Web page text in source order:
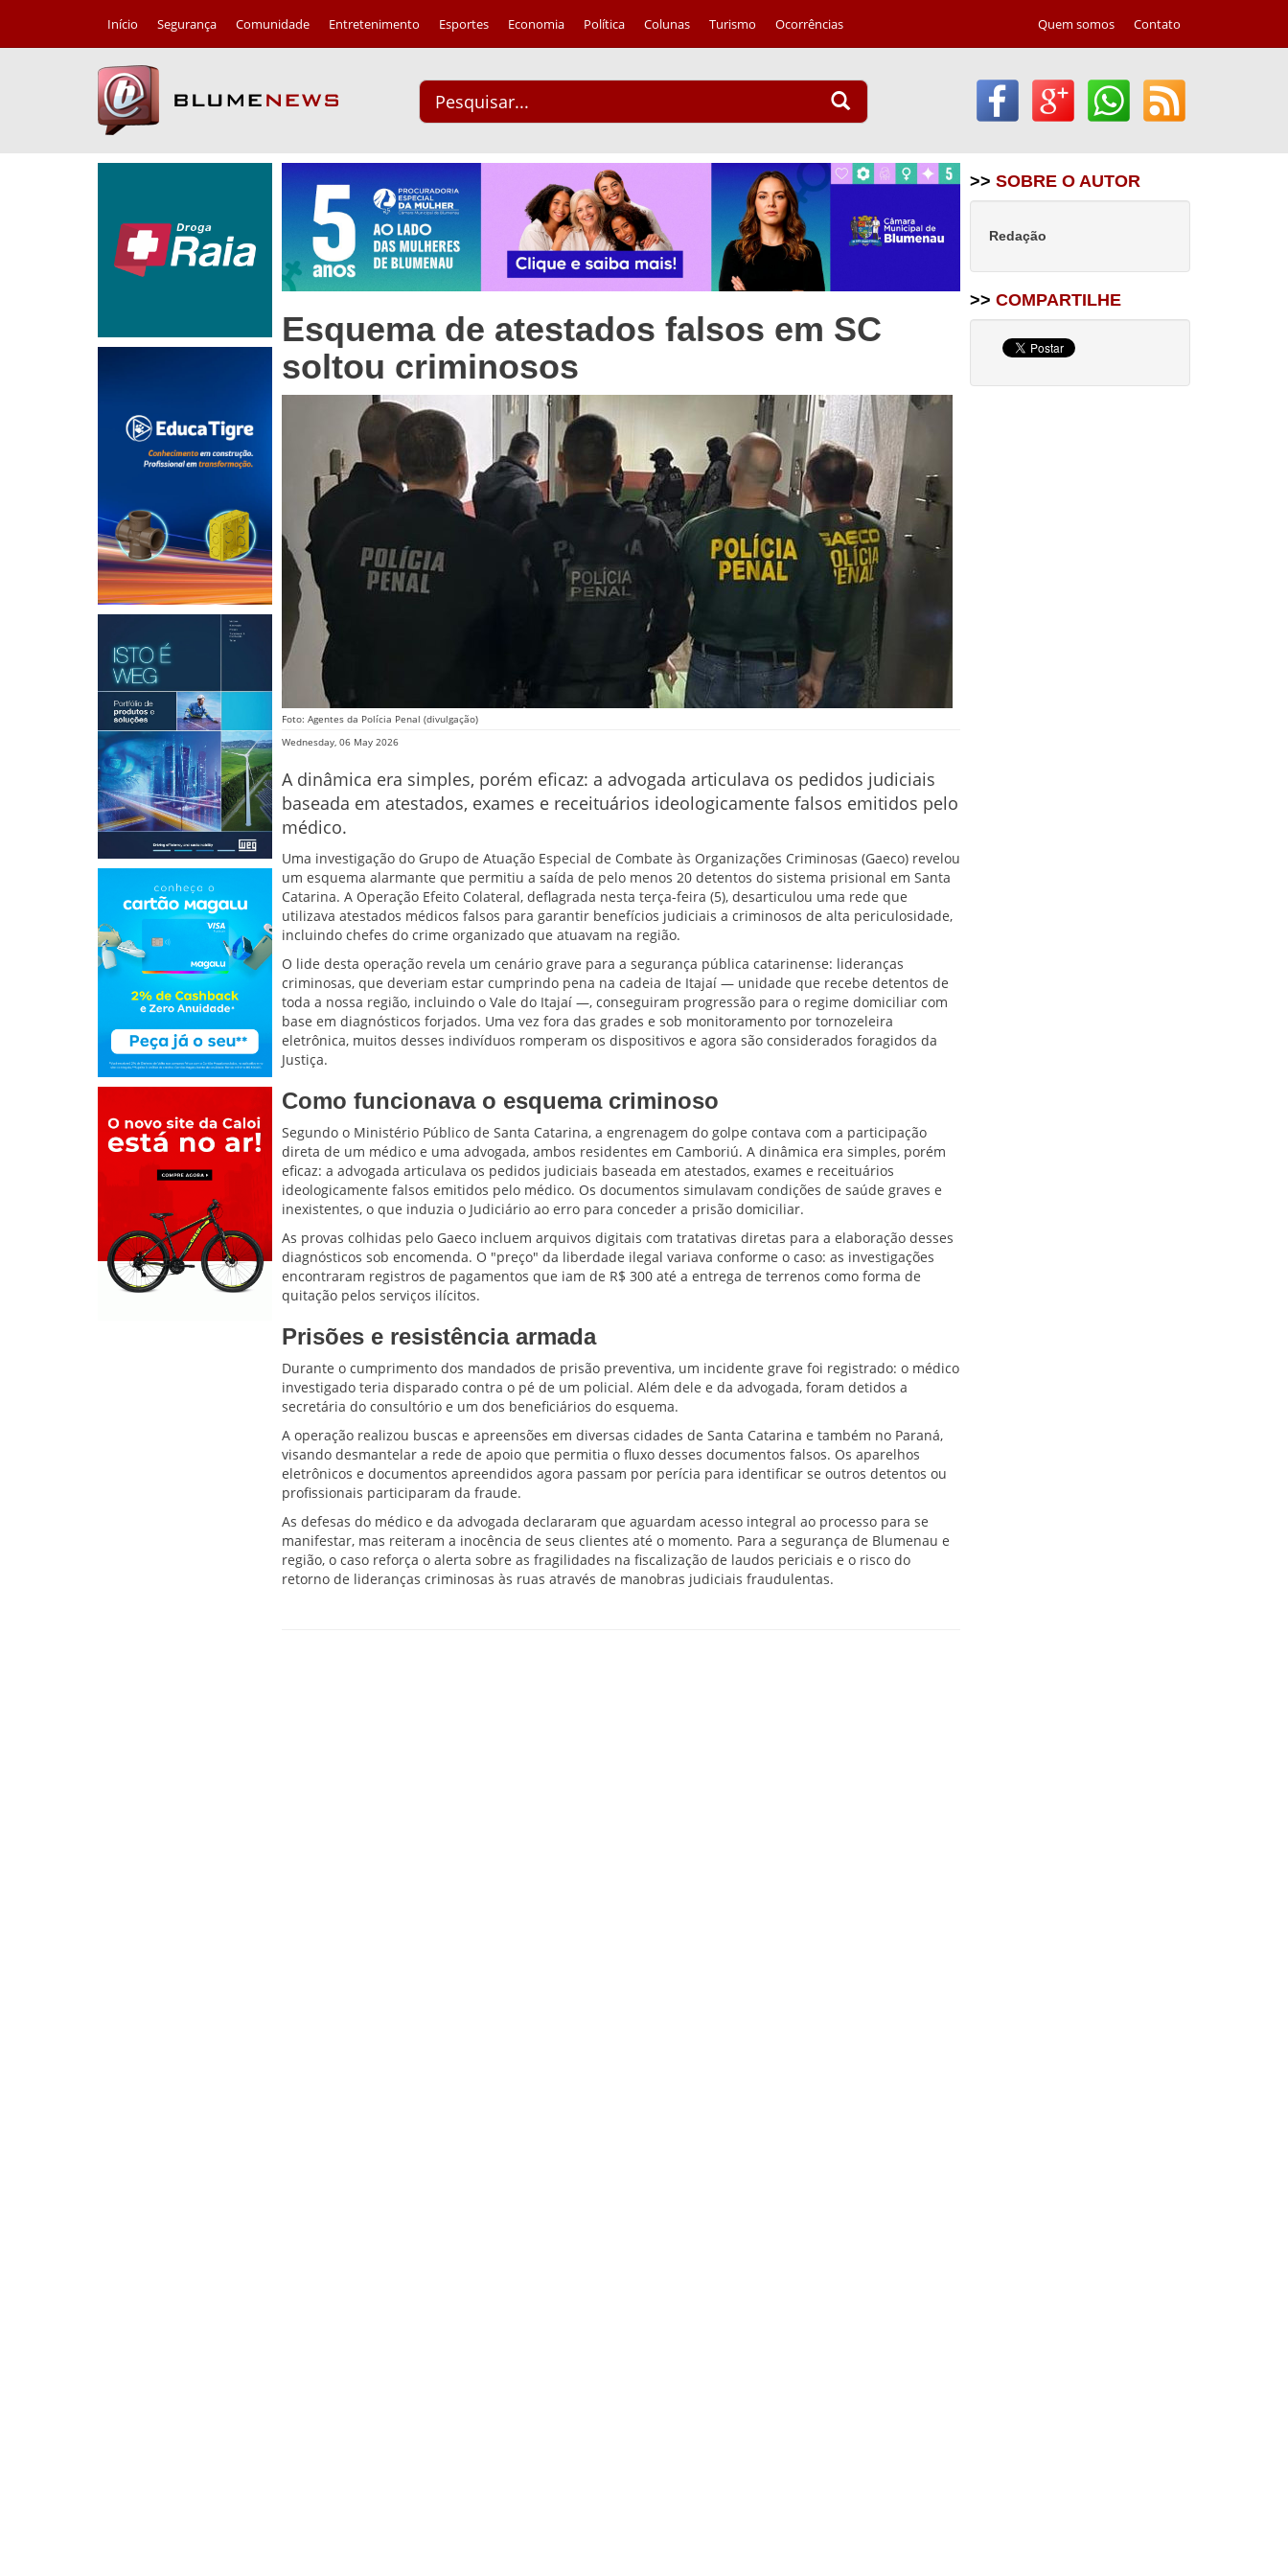
Início Segurança Comunidade Entretenimento Esportes Economia Política Colunas Turismo Ocorrências Quem somos Contato
Esquema de atestados falsos em SC
soltou criminosos
Foto: Agentes da Polícia Penal (divulgação)
Wednesday, 06 May 2026
A dinâmica era simples, porém eficaz: a advogada articulava os pedidos judiciais
baseada em atestados, exames e receituários ideologicamente falsos emitidos pelo
médico.
Uma investigação do Grupo de Atuação Especial de Combate às Organizações Criminosas (Gaeco) revelou
um esquema alarmante que permitiu a saída de pelo menos 20 detentos do sistema prisional em Santa
Catarina. A Operação Efeito Colateral, deflagrada nesta terça-feira (5), desarticulou uma rede que
utilizava atestados médicos falsos para garantir benefícios judiciais a criminosos de alta periculosidade,
incluindo chefes do crime organizado que atuavam na região.
O lide desta operação revela um cenário grave para a segurança pública catarinense: lideranças
criminosas, que deveriam estar cumprindo pena na cadeia de Itajaí — unidade que recebe detentos de
toda a nossa região, incluindo o Vale do Itajaí —, conseguiram progressão para o regime domiciliar com
base em diagnósticos forjados. Uma vez fora das grades e sob monitoramento por tornozeleira
eletrônica, muitos desses indivíduos romperam os dispositivos e agora são considerados foragidos da
Justiça.
Como funcionava o esquema criminoso
Segundo o Ministério Público de Santa Catarina, a engrenagem do golpe contava com a participação
direta de um médico e uma advogada, ambos residentes em Camboriú. A dinâmica era simples, porém
eficaz: a advogada articulava os pedidos judiciais baseada em atestados, exames e receituários
ideologicamente falsos emitidos pelo médico. Os documentos simulavam condições de saúde graves e
inexistentes, o que induzia o Judiciário ao erro para conceder a prisão domiciliar.
As provas colhidas pelo Gaeco incluem arquivos digitais com tratativas diretas para a elaboração desses
diagnósticos sob encomenda. O "preço" da liberdade ilegal variava conforme o caso: as investigações
encontraram registros de pagamentos que iam de R$ 300 até a entrega de terrenos como forma de
quitação pelos serviços ilícitos.
Prisões e resistência armada
Durante o cumprimento dos mandados de prisão preventiva, um incidente grave foi registrado: o médico
investigado teria disparado contra o pé de um policial. Além dele e da advogada, foram detidos a
secretária do consultório e um dos beneficiários do esquema.
A operação realizou buscas e apreensões em diversas cidades de Santa Catarina e também no Paraná,
visando desmantelar a rede de apoio que permitia o fluxo desses documentos falsos. Os aparelhos
eletrônicos e documentos apreendidos agora passam por perícia para identificar se outros detentos ou
profissionais participaram da fraude.
As defesas do médico e da advogada declararam que aguardam acesso integral ao processo para se
manifestar, mas reiteram a inocência de seus clientes até o momento. Para a segurança de Blumenau e
região, o caso reforça o alerta sobre as fragilidades na fiscalização de laudos periciais e o risco do
retorno de lideranças criminosas às ruas através de manobras judiciais fraudulentas.
>> SOBRE O AUTOR
Redação
>> COMPARTILHE